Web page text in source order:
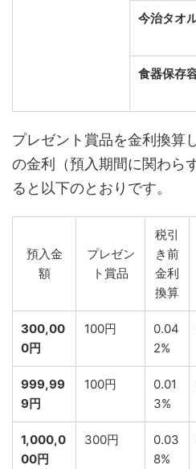
今治タオ
食器保存
プレゼント賞品を金利換算
の金利（預入期間に関わら
ると以下のとおりです。
預入金
額
プレゼン
ト賞品
税引
き前
金利
換算
300,00
0円
100円
0.04
2%
999,99
9円
100円
0.01
3%
1,000,0
00円
300円
0.03
8%